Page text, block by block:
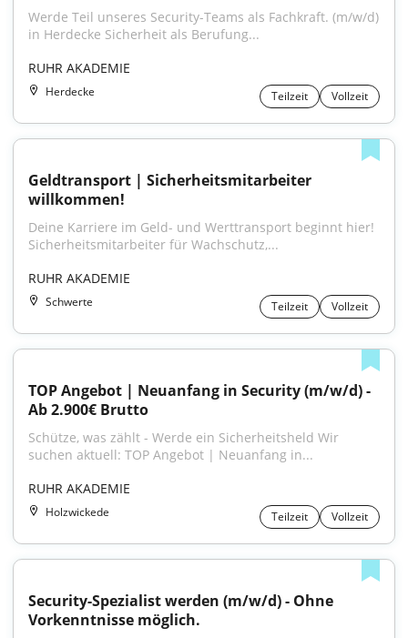
Werde Teil unseres Security-Teams als Fachkraft. (m/w/d)
in Herdecke Sicherheit als Berufung...
RUHR AKADEMIE
Herdecke Teilzeit Vollzeit
Geldtransport | Sicherheitsmitarbeiter
willkommen!
Deine Karriere im Geld- und Werttransport beginnt hier!
Sicherheitsmitarbeiter für Wachschutz,...
RUHR AKADEMIE
Schwerte Teilzeit Vollzeit
TOP Angebot | Neuanfang in Security (m/w/d) -
Ab 2.900€ Brutto
Schütze, was zählt - Werde ein Sicherheitsheld Wir
suchen aktuell: TOP Angebot | Neuanfang in...
RUHR AKADEMIE
Holzwickede Teilzeit Vollzeit
Security-Spezialist werden (m/w/d) - Ohne
Vorkenntnisse möglich.